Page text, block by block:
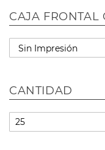
CAJA FRONTAL
CANTIDAD